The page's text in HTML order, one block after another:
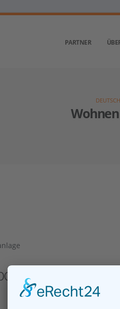
PARTNER